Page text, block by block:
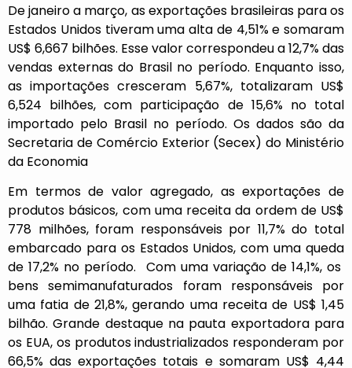
De janeiro a março, as exportações brasileiras para os
Estados Unidos tiveram uma alta de 4,51% e somaram
US$ 6,667 bilhões. Esse valor correspondeu a 12,7% das
vendas externas do Brasil no período. Enquanto isso,
as importações cresceram 5,67%, totalizaram US$
6,524 bilhões, com participação de 15,6% no total
importado pelo Brasil no período. Os dados são da
Secretaria de Comércio Exterior (Secex) do Ministério
da Economia
Em termos de valor agregado, as exportações de
produtos básicos, com uma receita da ordem de US$
778 milhões, foram responsáveis por 11,7% do total
embarcado para os Estados Unidos, com uma queda
de 17,2% no período. Com uma variação de 14,1%, os
bens semimanufaturados foram responsáveis por
uma fatia de 21,8%, gerando uma receita de US$ 1,45
bilhão. Grande destaque na pauta exportadora para
os EUA, os produtos industrializados responderam por
66,5% das exportações totais e somaram US$ 4,44